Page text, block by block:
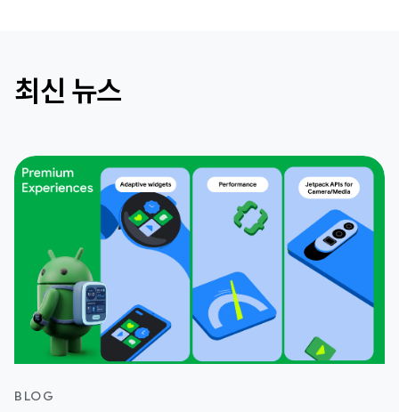
최신 뉴스
BLOG